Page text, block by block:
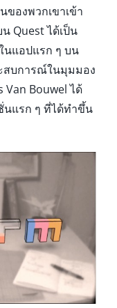
องพวกเขาเข้า
Quest ได้เป็น
นแอปแรก ๆ บน
สบการณ์ในมุมมอง
Bouwel ได้
นแรก ๆ ที่ได้ทำขึ้น